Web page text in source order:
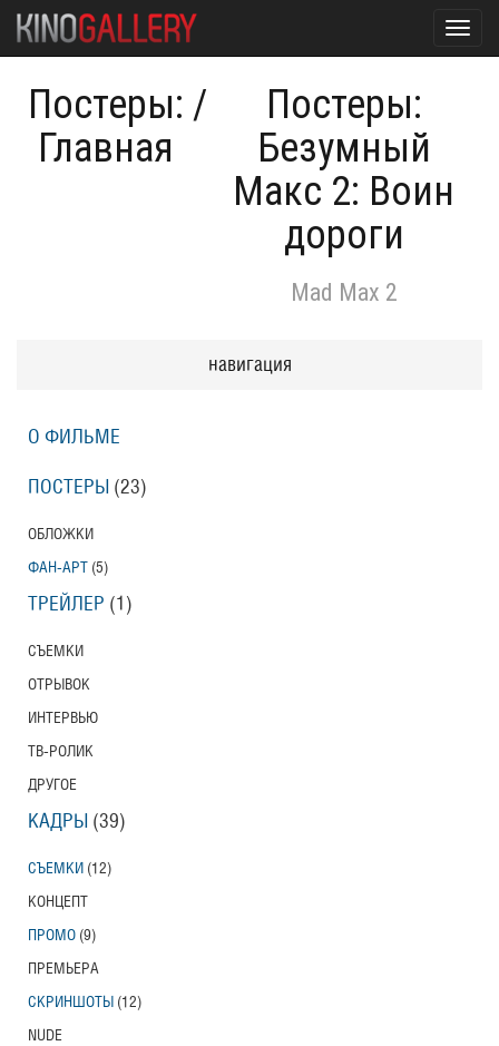
Постеры:
Главная
/
Постеры:
Безумный
Макс 2: Воин
дороги
Mad Max 2
навигация
О ФИЛЬМЕ
ПОСТЕРЫ (23)
ОБЛОЖКИ
ФАН-АРТ (5)
ТРЕЙЛЕР (1)
СЪЕМКИ
ОТРЫВОК
ИНТЕРВЬЮ
ТВ-РОЛИК
ДРУГОЕ
КАДРЫ (39)
СЪЕМКИ (12)
КОНЦЕПТ
ПРОМО (9)
ПРЕМЬЕРА
СКРИНШОТЫ (12)
NUDE